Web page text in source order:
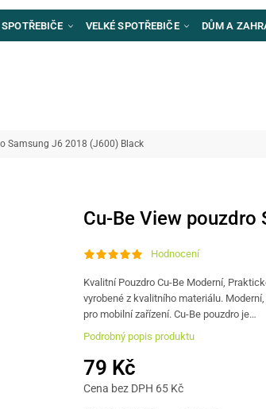
VELKÉ SPOTŘEBIČE DŮM A
Samsung J6 2018 (J600) Black
Cu-Be View
Hodnocení
Kvalitní Pouzdro Cu-Be Moderní,
vyrobené z kvalitního materiálu.
pro mobilní zařízení. Cu-Be pouzdro je…
Podrobný popis produktu
79 Kč
Cena bez DPH 65 Kč